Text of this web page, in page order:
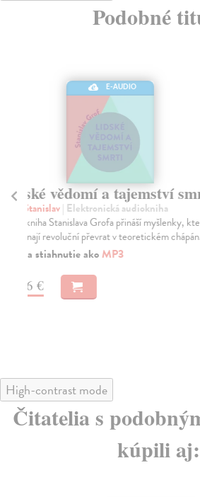
Podobné
E-AUDIO
Krvavý úterek
Uhlíř Dušan| Elektronická audiokniha
A jiné zapomenuté příběhy z českých
fádní místa, která bez povšimnutí míjíme,
Na stiahnutie ako
18,36 €
High-contrast mode
Čitatelia s
kúpili aj: